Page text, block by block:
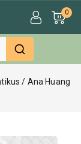
0
/ Ana Huang